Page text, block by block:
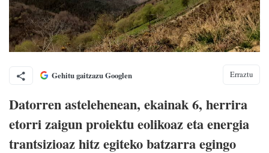
Gehitu gaitzazu Googlen Erraztu
Datorren astelehenean, ekainak 6, herrira
etorri zaigun proiektu eolikoaz eta energia
trantsizioaz hitz egiteko batzarra egingo